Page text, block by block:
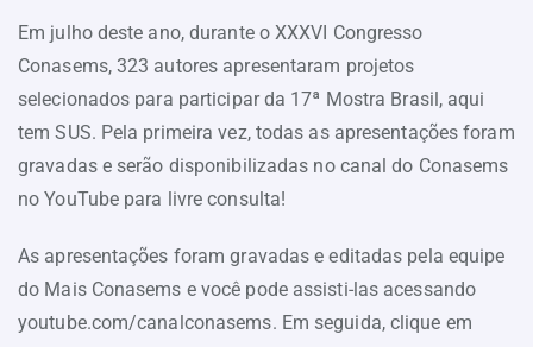
Em julho deste ano, durante o XXXVI Congresso
Conasems, 323 autores apresentaram projetos
selecionados para participar da 17ª Mostra Brasil, aqui
tem SUS. Pela primeira vez, todas as apresentações foram
gravadas e serão disponibilizadas no canal do Conasems
no YouTube para livre consulta!
As apresentações foram gravadas e editadas pela equipe
do Mais Conasems e você pode assisti-las acessando
youtube.com/canalconasems. Em seguida, clique em